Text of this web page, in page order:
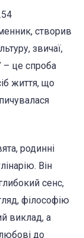
створив
звичаї,
– це спроба
життя, що
родинні
Він
сенс,
філософію
виклад, а
до